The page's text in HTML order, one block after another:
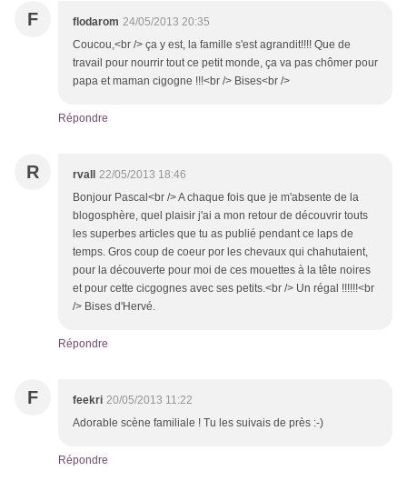
F flodarom 24/05/2013 20:35
Coucou,<br /> ça y est, la famille s'est agrandit!!!! Que de
travail pour nourrir tout ce petit monde, ça va pas chômer pour
papa et maman cigogne !!!<br /> Bises<br />
Répondre
R rvall
22/05/2013 18:46
Bonjour Pascal<br /> A chaque fois que je m'absente de la
blogosphère, quel plaisir j'ai a mon retour de découvrir touts
les superbes articles que tu as publié pendant ce laps de
temps. Gros coup de coeur por les chevaux qui chahutaient,
pour la découverte pour moi de ces mouettes à la tête noires
et pour cette cicgognes avec ses petits.<br /> Un régal !!!!!!<br
/> Bises d'Hervé.
Répondre
F feekri 20/05/2013 11:22
Adorable scène familiale ! Tu les suivais de près :-)
Répondre